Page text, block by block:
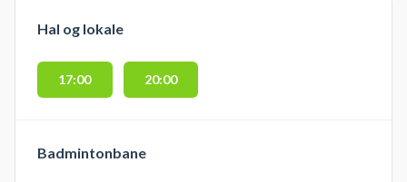
Hal og lokale
17:00 20:00
Badmintonbane